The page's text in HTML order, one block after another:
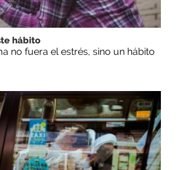
hábito
no fuera el estrés, sino un hábito